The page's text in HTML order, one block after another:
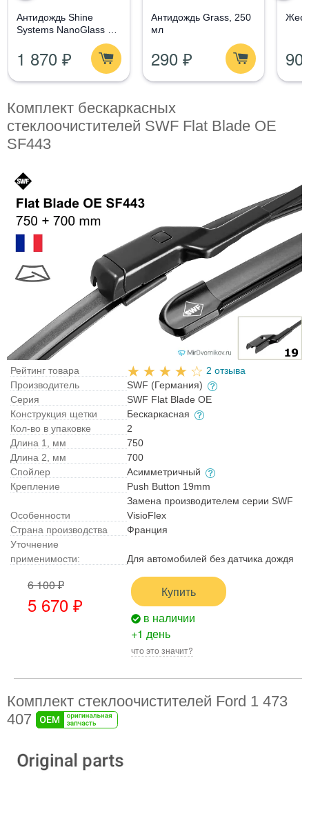
Aнтидождь Shine
Systems NanoGlass Kit
- Набор по уходу за
стеклом
1 870 ₽
Антидождь Grass, 250
мл
290 ₽ 90
Комплект бескаркасных
стеклоочистителей SWF Flat Blade OE
SF443
Рейтинг товара
2 отзыва
Производитель
SWF (Германия)
Серия
SWF Flat Blade OE
Конструкция щетки
Бескаркасная
Кол-во в упаковке
2
Длина 1, мм
750
Длина 2, мм
700
Спойлер
Асимметричный
Крепление
Push Button 19mm
Особенности
Замена производителем серии SWF
VisioFlex
Страна производства
Франция
Уточнение
применимости:
Для автомобилей без датчика дождя
6 100 ₽
5 670 ₽
Купить
в наличии
+1 день
что это значит?
Комплект стеклоочистителей Ford 1 473
407